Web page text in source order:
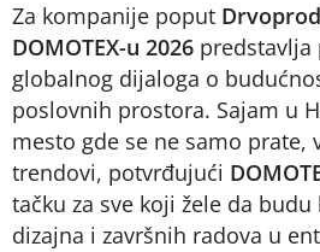
Za kompanije poput
DOMOTEX-u 2026
globalnog dijaloga o
poslovnih prostora. Sajam u
mesto gde se ne samo prate,
trendovi, potvrđujući
tačku za sve koji žele da
dizajna i završnih radova u